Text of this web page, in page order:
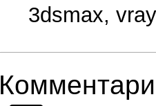
3dsmax,